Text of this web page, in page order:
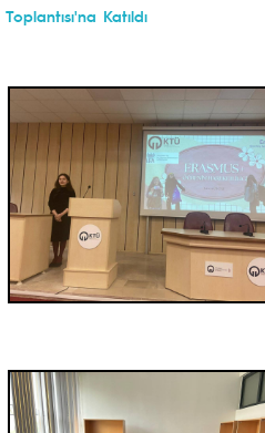
Toplantısı'na Katıldı